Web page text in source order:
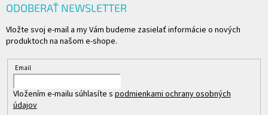
ODOBERAŤ NEWSLETTER
Vložte svoj e-mail a my Vám budeme zasielať informácie o nových
produktoch na našom e-shope.
Email
Vložením e-mailu súhlasíte s podmienkami ochrany osobných
údajov